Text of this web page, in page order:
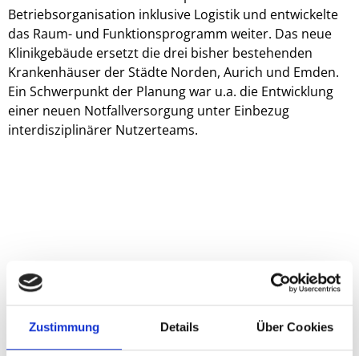
Zustimmung Details Über Cookies
Betriebsorganisation inklusive Logistik und entwickelte
das Raum- und Funktionsprogramm weiter. Das neue
Klinikgebäude ersetzt die drei bisher bestehenden
Krankenhäuser der Städte Norden, Aurich und Emden.
Ein Schwerpunkt der Planung war u.a. die Entwicklung
einer neuen Notfallversorgung unter Einbezug
interdisziplinärer Nutzerteams.
Auftraggeber
Zentralklinikum Georgsheil (ZKG) unter